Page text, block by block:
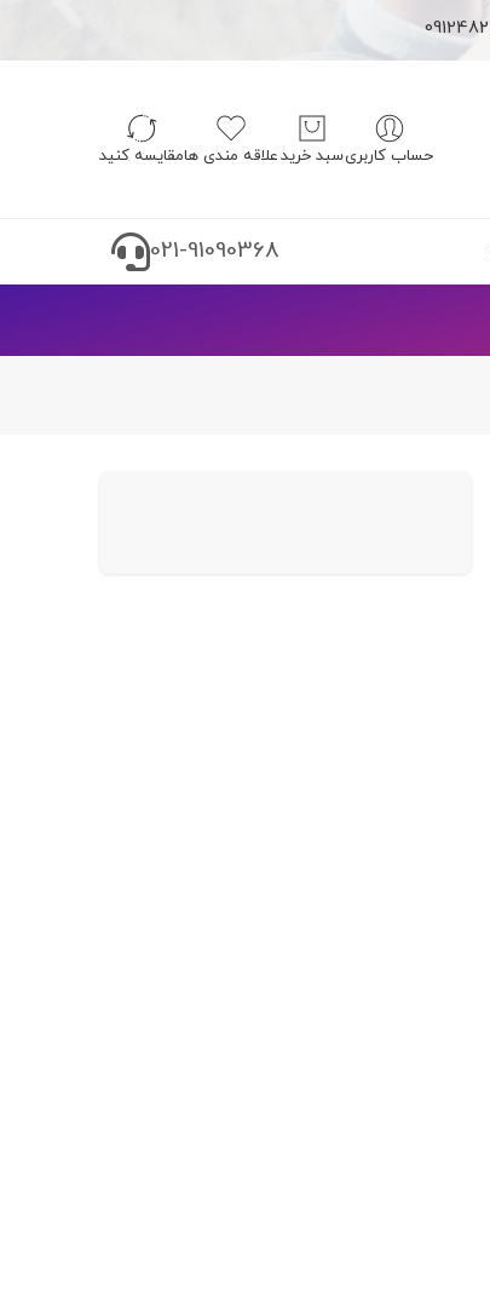
حساب کاربریسبد خريدعلاقه مندی هامقایسه کنید
021-91090368